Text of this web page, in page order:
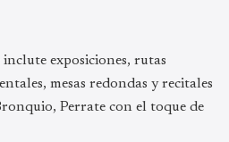
exposiciones, rutas
mesas redondas y recitales
Perrate con el toque de